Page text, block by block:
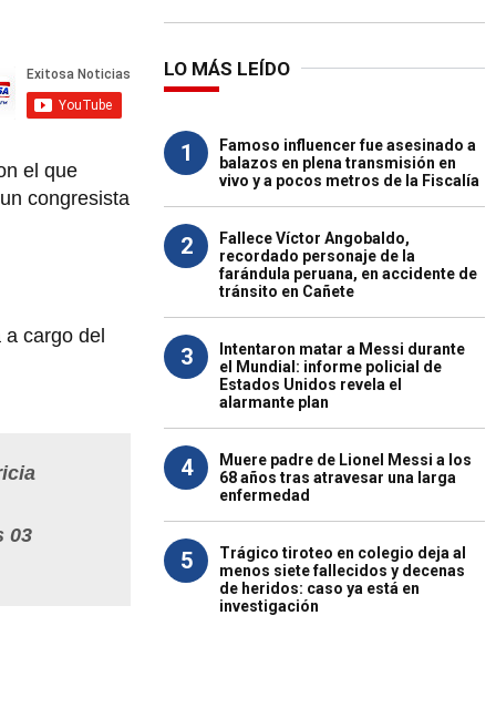
el que
congresista
cargo del
03
LO MÁS LEÍDO
1
Famoso influencer fue asesinado a
balazos en plena transmisión en
vivo y a pocos metros de la Fiscalía
2
Fallece Víctor Angobaldo,
recordado personaje de la
farándula peruana, en accidente de
tránsito en Cañete
3
Intentaron matar a Messi durante
el Mundial: informe policial de
Estados Unidos revela el
alarmante plan
4
Muere padre de Lionel Messi a los
68 años tras atravesar una larga
enfermedad
5
Trágico tiroteo en colegio deja al
menos siete fallecidos y decenas
de heridos: caso ya está en
investigación